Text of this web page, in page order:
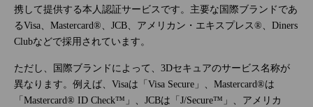
携して提供する本人認証サービスです。主要な国際ブランドであ
るVisa、Mastercard®、JCB、アメリカン・エキスプレス®、Diners
Clubなどで採用されています。
ただし、国際ブランドによって、3Dセキュアのサービス名称が
異なります。例えば、Visaは「Visa Secure」、Mastercard®は
「Mastercard® ID Check™」、JCBは「J/Secure™」、アメリカ